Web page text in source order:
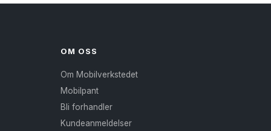
OM OSS
Om Mobilverkstedet
Mobilpant
Bli forhandler
Kundeanmeldelser